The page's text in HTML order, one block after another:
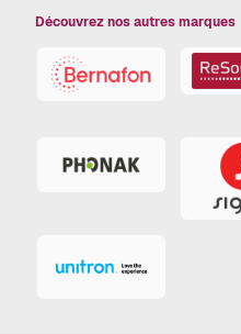
Découvrez nos autres marques
Bernafon
Phonak
Unitron